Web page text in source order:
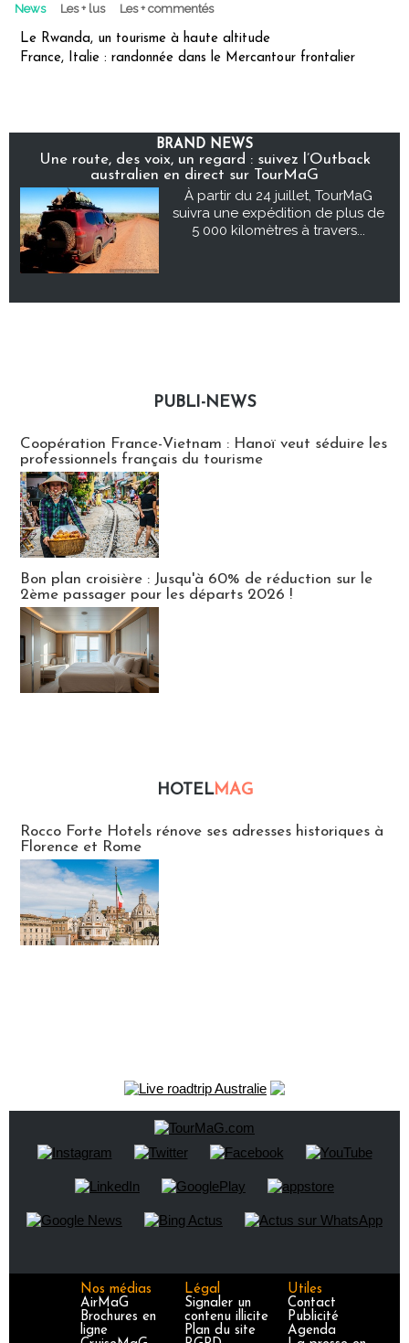
News Les + lus Les + commentés
Le Rwanda, un tourisme à haute altitude
France, Italie : randonnée dans le Mercantour frontalier
BRAND NEWS
Une route, des voix, un regard : suivez l’Outback
australien en direct sur TourMaG
À partir du 24 juillet, TourMaG
suivra une expédition de plus de
5 000 kilomètres à travers...
PUBLI-NEWS
Coopération France-Vietnam : Hanoï veut séduire les
professionnels français du tourisme
Bon plan croisière : Jusqu'à 60% de réduction sur le
2ème passager pour les départs 2026 !
HOTELMAG
Rocco Forte Hotels rénove ses adresses historiques à
Florence et Rome
Nos médias
AirMaG
Brochures en
ligne
Légal
Signaler un
contenu illicite
Plan du site
Utiles
Contact
Publicité
Agenda